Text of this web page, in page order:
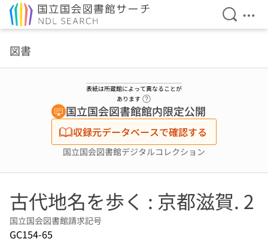
検索を
メ
図書
表紙は所蔵館によって異なることが
あります
国立国会図書館館内限定公開
収録元データベースで確認する
国立国会図書館デジタルコレクション
古代地名を歩く : 京都滋賀. 2
国立国会図書館請求記号
GC154-65